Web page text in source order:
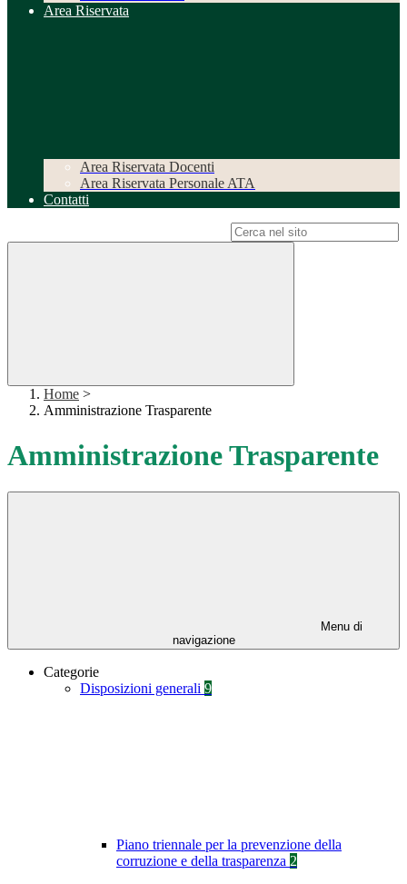
Area Riservata
Area Riservata Docenti
Area Riservata Personale ATA
Contatti
Home >
Amministrazione Trasparente
Amministrazione Trasparente
Menu di
navigazione
Categorie
Disposizioni generali 9
Piano triennale per la prevenzione della
corruzione e della trasparenza 2